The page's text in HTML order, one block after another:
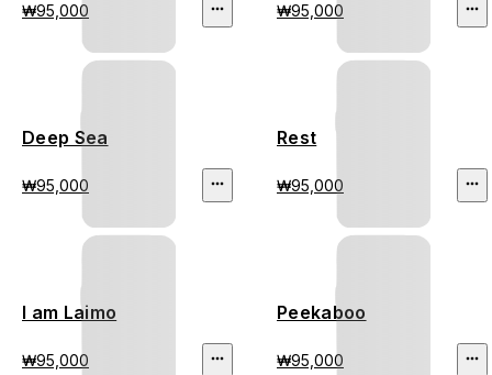
₩95,000 ₩95,000
Deep Sea
₩95,000
Rest
₩95,000
I am Laimo
₩95,000
Peekaboo
₩95,000